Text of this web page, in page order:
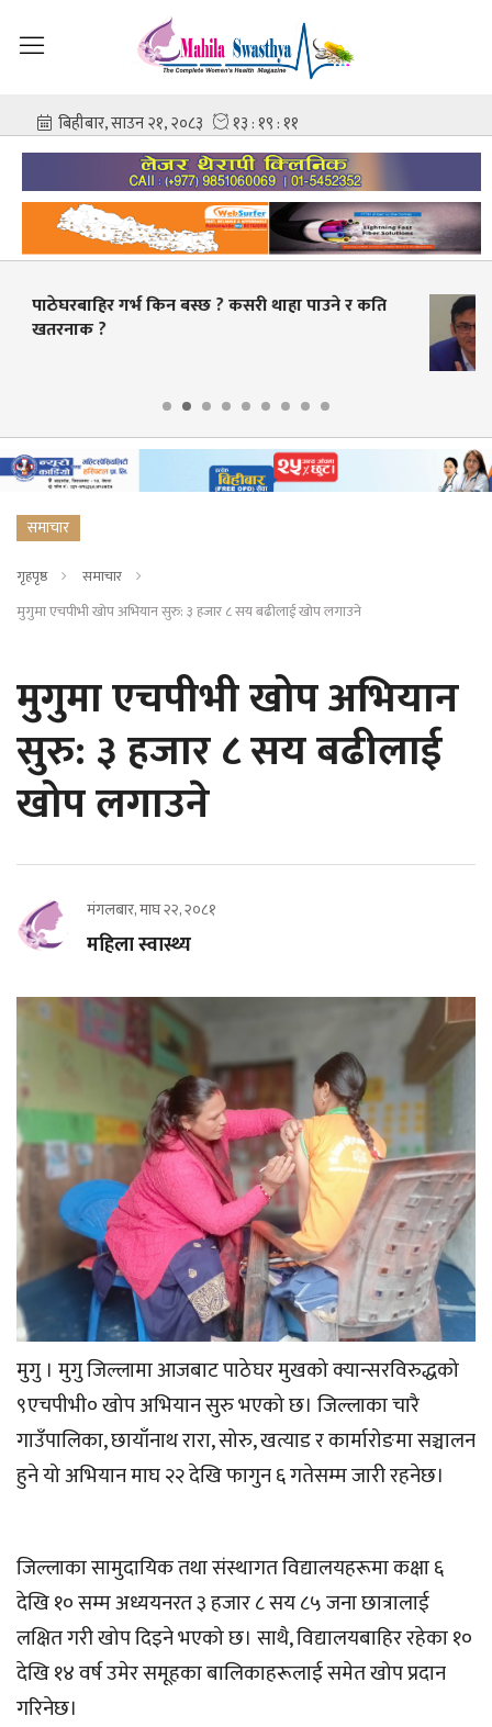
पाउने र कति
स्वास्थ्य क्षेत्रमा व्यापक सुधारको
समाचार
गृहपृष्ठ
समाचार
मुगुमा एचपीभी खोप अभियान सुरु: ३ हजार ८ सय बढीलाई खोप लगाउने
मुगुमा एचपीभी खोप अभियान
सुरु: ३ हजार ८ सय बढीलाई
खोप लगाउने
मंगलबार, माघ २२, २०८१
महिला स्वास्थ्य
मुगु । मुगु जिल्लामा आजबाट पाठेघर मुखको क्यान्सरविरुद्धको
९एचपीभी० खोप अभियान सुरु भएको छ। जिल्लाका चारै
गाउँपालिका, छायाँनाथ रारा, सोरु, खत्याड र कार्मारोङमा सञ्चालन
हुने यो अभियान माघ २२ देखि फागुन ६ गतेसम्म जारी रहनेछ।
जिल्लाका सामुदायिक तथा संस्थागत विद्यालयहरूमा कक्षा ६
देखि १० सम्म अध्ययनरत ३ हजार ८ सय ८५ जना छात्रालाई
लक्षित गरी खोप दिइने भएको छ। साथै, विद्यालयबाहिर रहेका १०
देखि १४ वर्ष उमेर समूहका बालिकाहरूलाई समेत खोप प्रदान
गरिनेछ।